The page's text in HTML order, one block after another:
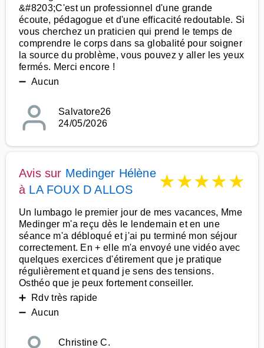
&#8203;C'est un professionnel d'une grande
écoute, pédagogue et d'une efficacité redoutable. Si
vous cherchez un praticien qui prend le temps de
comprendre le corps dans sa globalité pour soigner
la source du problème, vous pouvez y aller les yeux
fermés. Merci encore !
➖ Aucun
Salvatore26
24/05/2026
Avis sur Medinger Hélène
à LA FOUX D ALLOS ★★★★★
Un lumbago le premier jour de mes vacances, Mme
Medinger m'a reçu dès le lendemain et en une
séance m'a débloqué et j'ai pu terminé mon séjour
correctement. En + elle m'a envoyé une vidéo avec
quelques exercices d'étirement que je pratique
régulièrement et quand je sens des tensions.
Osthéo que je peux fortement conseiller.
➕ Rdv très rapide
➖ Aucun
Christine C.